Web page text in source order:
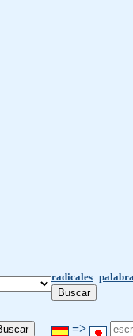
radicales
=>